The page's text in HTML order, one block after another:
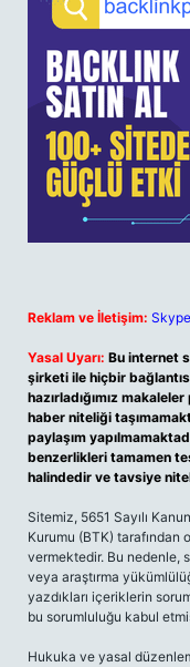
Reklam ve İletişim:
Yasal Uyarı: Bu internet
şirketi ile hiçbir
hazırladığımız
haber niteliği
paylaşım
benzerlikleri tamamen
halindedir ve tavsiye
Sitemiz, 5651 Sayılı
Kurumu (BTK) tarafından
vermektedir. Bu nedenle,
veya araştırma
yazdıkları içeriklerin
bu sorumluluğu kabul
Hukuka ve yasal